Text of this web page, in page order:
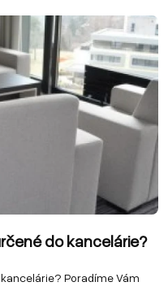
do kancelárie?
Poradíme Vám